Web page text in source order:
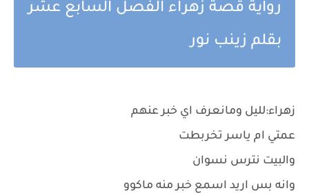
رواية قصة زهراء الفصل السابع عشر
بقلم زينب نور
زهراء:لليل ومانعرف اي خبر عنهم
عمتي ام ياسر تخربطت
والبيت نترس نسوان
وانه بس اريد اسمع خبر منه ماكوو